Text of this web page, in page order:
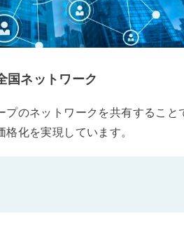
国ネットワーク
プのネットワークを共有すること
化を実現しています。